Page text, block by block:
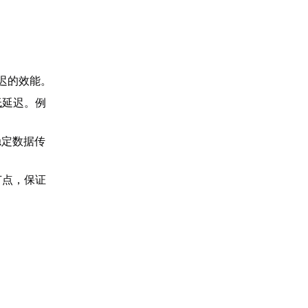
效能。
迟。例
数据传
，保证